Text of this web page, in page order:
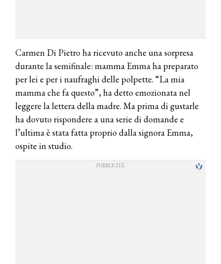
Carmen Di Pietro ha ricevuto anche una sorpresa
durante la semifinale: mamma Emma ha preparato
per lei e per i naufraghi delle polpette. “La mia
mamma che fa questo”, ha detto emozionata nel
leggere la lettera della madre. Ma prima di gustarle
ha dovuto rispondere a una serie di domande e
l’ultima è stata fatta proprio dalla signora Emma,
ospite in studio.